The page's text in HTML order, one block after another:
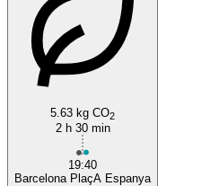
5.63 kg CO2
2 h 30 min
19:40
Barcelona PlaçA Espanya